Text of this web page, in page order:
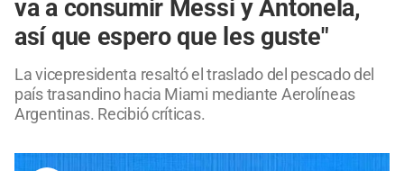
va a consumir Messi y Antonela,
así que espero que les guste"
La vicepresidenta resaltó el traslado del pescado del
país trasandino hacia Miami mediante Aerolíneas
Argentinas. Recibió críticas.